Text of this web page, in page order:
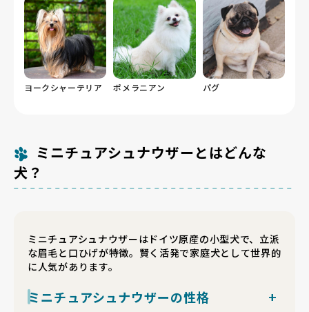
ヨークシャーテリア ポメラニアン パグ
ミニチュアシュナウザーとはどんな
犬？
ミニチュアシュナウザーはドイツ原産の小型犬で、立派
な眉毛と口ひげが特徴。賢く活発で家庭犬として世界的
に人気があります。
ミニチュアシュナウザーの性格